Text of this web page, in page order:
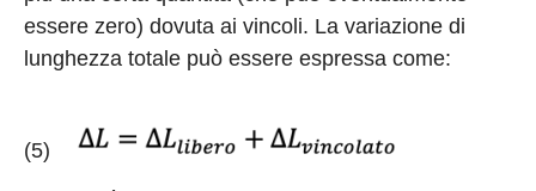
essere zero) dovuta ai vincoli. La variazione di
lunghezza totale può essere espressa come:
(5)